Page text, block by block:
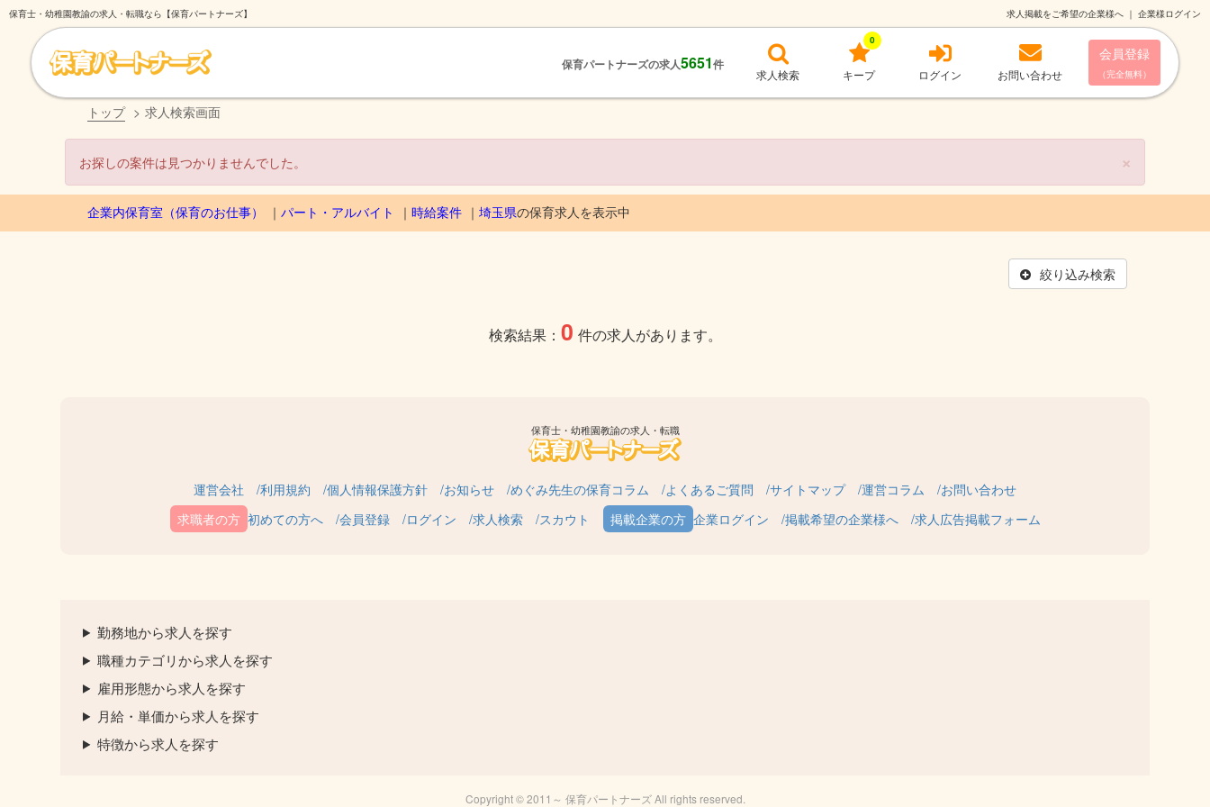
保育士・幼稚園教諭の求人・転職なら【保育パートナーズ】 求人掲載をご希望の企業様へ ｜ 企業様ログイン
保育パートナーズの求人5651件
求人検索 キープ
0
ログイン お問い合わせ
会員登録
（完全無料）
トップ 求人検索画面
×
お探しの案件は見つかりませんでした。
企業内保育室（保育のお仕事） パート・アルバイト 時給案件 埼玉県の保育求人を表示中
絞り込み検索
検索結果： 0 件の求人があります。
保育士・幼稚園教諭の求人・転職
運営会社 利用規約 個人情報保護方針 お知らせ めぐみ先生の保育コラム よくあるご質問 サイトマップ 運営コラム
お問い合わせ
初めての方へ
会員登録 ログイン 求人検索 スカウト 企業ログイン 掲載希望の企業様へ 求人広告掲載フォーム
勤務地から求人を探す
職種カテゴリから求人を探す
雇用形態から求人を探す
月給・単価から求人を探す
特徴から求人を探す
Copyright © 2011～ 保育パートナーズ All rights reserved.